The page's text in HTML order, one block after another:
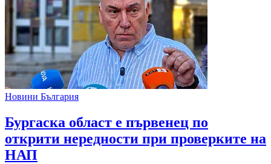
Новини България
Бургаска област е първенец по
открити нередности при проверките на
НАП